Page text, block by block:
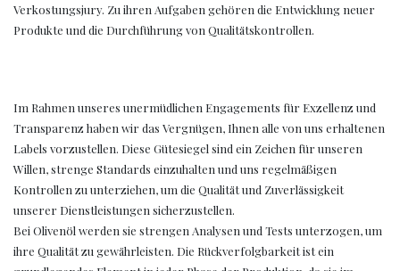
Verkostungsjury. Zu ihren Aufgaben gehören die Entwicklung neuer
Produkte und die Durchführung von Qualitätskontrollen.
Im Rahmen unseres unermüdlichen Engagements für Exzellenz und
Transparenz haben wir das Vergnügen, Ihnen alle von uns erhaltenen
Labels vorzustellen. Diese Gütesiegel sind ein Zeichen für unseren
Willen, strenge Standards einzuhalten und uns regelmäßigen
Kontrollen zu unterziehen, um die Qualität und Zuverlässigkeit
unserer Dienstleistungen sicherzustellen.
Bei Olivenöl werden sie strengen Analysen und Tests unterzogen, um
ihre Qualität zu gewährleisten. Die Rückverfolgbarkeit ist ein